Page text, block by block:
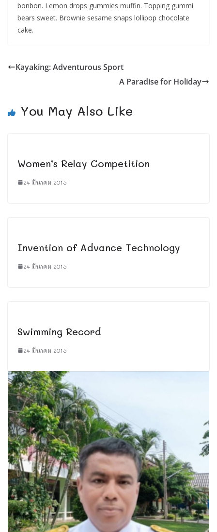
bonbon. Lemon drops gummies muffin. Topping gummi
bears sweet. Brownie sesame snaps lollipop chocolate
cake.
Kayaking: Adventurous Sport
A Paradise for Holiday
You May Also Like
Women’s Relay Competition
24 มีนาคม 2015
Invention of Advance Technology
24 มีนาคม 2015
Swimming Record
24 มีนาคม 2015